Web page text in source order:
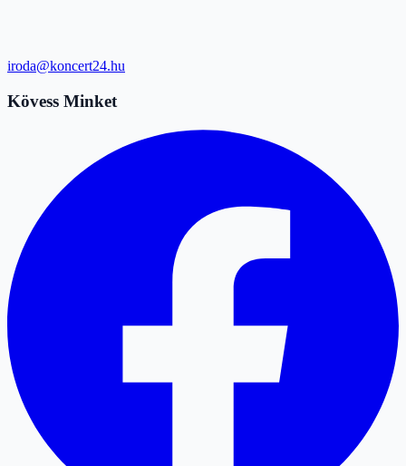
iroda@koncert24.hu
Kövess Minket